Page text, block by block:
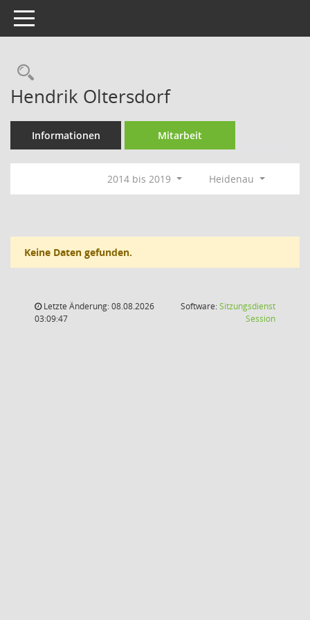
Toggle navigation
Rechercheauswahl
Hendrik Oltersdorf
Informationen Mitarbeit
2014 bis 2019 Heidenau
Keine Daten gefunden.
Letzte Änderung: 08.08.2026
03:09:47
Software:Sitzungsdienst
Session(Wird in